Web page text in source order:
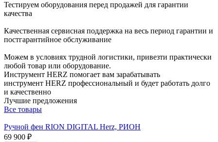
Тестируем оборудования перед продажей для гарантии
качества
Качественная сервисная поддержка на весь период гарантии и
постгарантийное обслуживание
Можем в условиях трудной логистики, привезти практически
любой товар или оборудование.
Инструмент HERZ помогает вам зарабатывать
инструмент HERZ профессиональный и будет работать долго
и качественно
Лучшие предложения
Все товары
Ручной фен RION DIGITAL Herz, РИОН
69 900 ₽